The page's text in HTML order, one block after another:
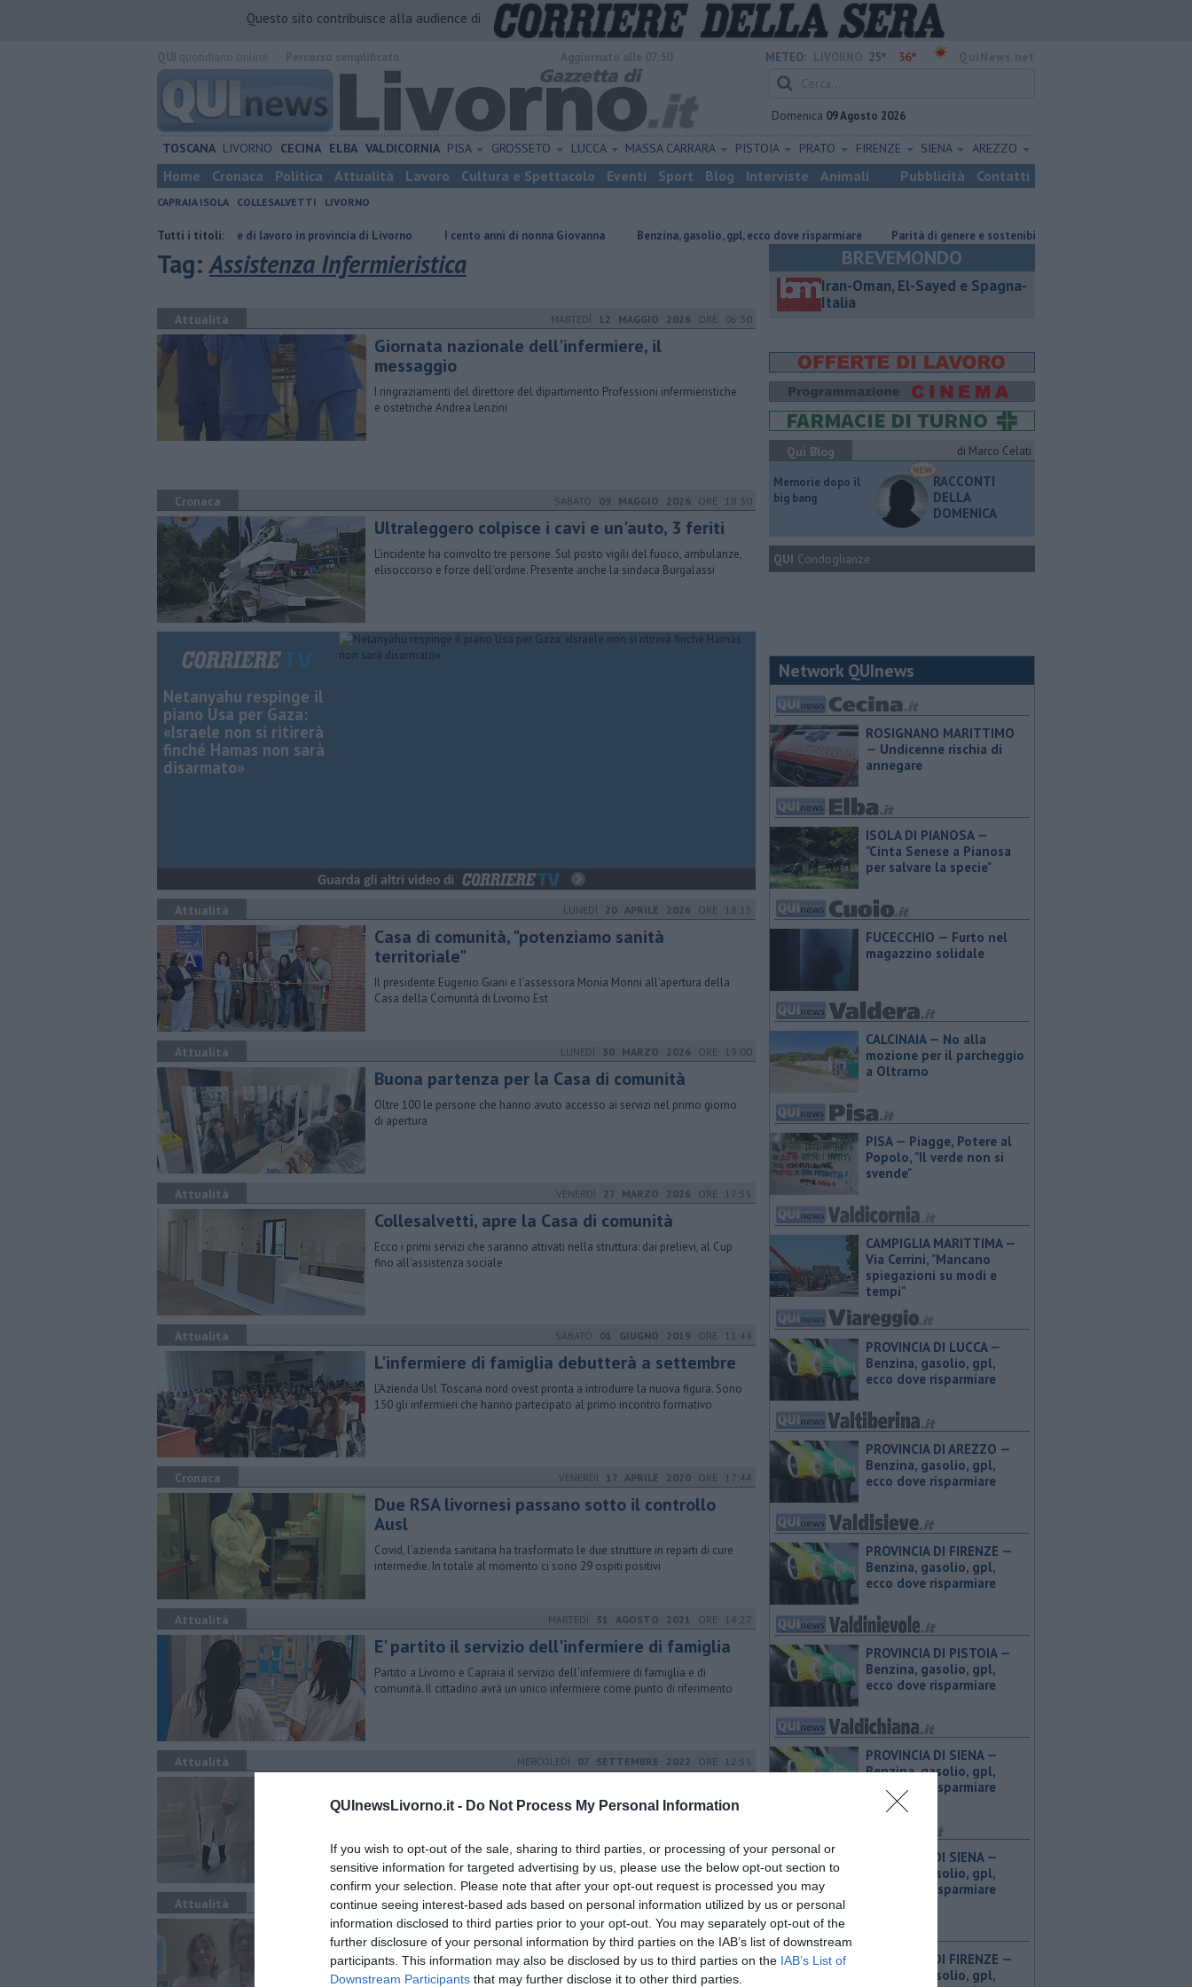
QUInewsLivorno.it - Do Not Process My Personal Information
If you wish to opt-out of the sale, sharing to third parties, or processing of your personal or
sensitive information for targeted advertising by us, please use the below opt-out section to
confirm your selection. Please note that after your opt-out request is processed you may
continue seeing interest-based ads based on personal information utilized by us or personal
information disclosed to third parties prior to your opt-out. You may separately opt-out of the
further disclosure of your personal information by third parties on the IAB’s list of downstream
participants. This information may also be disclosed by us to third parties on the IAB’s List of
Downstream Participants that may further disclose it to other third parties.
Questo sito contribuisce alla audience di
METEO: 25° 36°
Domenica 09 Agosto 2026
TOSCANA LIVORNO CECINA ELBA VALDICORNIA PISA GROSSETO LUCCA MASSA CARRARA PISTOIA PRATO FIRENZE SIENA AREZZO
Home Cronaca Politica Attualità Lavoro Cultura e Spettacolo Eventi Sport Blog Interviste Animali Pubblicità Contatti
CAPRAIA ISOLA COLLESALVETTI LIVORNO
Tutti i titoli:
​Tutte le offerte di lavoro in provincia di Livorno I cento anni di nonna Giovanna ​Benzina, gasolio, gpl, ecco dove risparmiare Parità di genere e sostenibilità, premi prorogati
Tag:Assistenza Infermieristica
Attualità MARTEDÌ 12 MAGGIO 2026 ORE 06:30
Giornata nazionale dell'infermiere, il
messaggio
I ringraziamenti del direttore del dipartimento Professioni infermieristiche
e ostetriche Andrea Lenzini
Cronaca SABATO 09 MAGGIO 2026 ORE 18:30
Ultraleggero colpisce i cavi e un'auto, 3 feriti
L'incidente ha coinvolto tre persone. Sul posto vigili del fuoco, ambulanze,
elisoccorso e forze dell'ordine. Presente anche la sindaca Burgalassi
Netanyahu respinge il
piano Usa per Gaza:
«Israele non si ritirerà
finché Hamas non sarà
disarmato»
Attualità LUNEDÌ 20 APRILE 2026 ORE 18:15
Casa di comunità, "potenziamo sanità
territoriale"
Il presidente Eugenio Giani e l’assessora Monia Monni all’apertura della
Casa della Comunità di Livorno Est
Attualità LUNEDÌ 30 MARZO 2026 ORE 19:00
Buona partenza per la Casa di comunità
Oltre 100 le persone che hanno avuto accesso ai servizi nel primo giorno
di apertura
Attualità VENERDÌ 27 MARZO 2026 ORE 17:55
Collesalvetti, apre la Casa di comunità
Ecco i primi servizi che saranno attivati nella struttura: dai prelievi, al Cup
fino all'assistenza sociale
Attualità SABATO 01 GIUGNO 2019 ORE 11:44
L'infermiere di famiglia debutterà a settembre
L’Azienda Usl Toscana nord ovest pronta a introdurre la nuova figura. Sono
150 gli infermieri che hanno partecipato al primo incontro formativo
Cronaca VENERDÌ 17 APRILE 2020 ORE 17:44
Due RSA livornesi passano sotto il controllo
Ausl
Covid, l'azienda sanitaria ha trasformato le due strutture in reparti di cure
intermedie. In totale al momento ci sono 29 ospiti positivi
Attualità MARTEDÌ 31 AGOSTO 2021 ORE 14:27
E' partito il servizio dell'infermiere di famiglia
Partito a Livorno e Capraia il servizio dell’infermiere di famiglia e di
comunità. Il cittadino avrà un unico infermiere come punto di riferimento
Attualità MERCOLEDÌ 07 SETTEMBRE 2022 ORE 12:55
L'Asl Toscana nord ovest fa un bilancio sul personale impiegato nel
Attualità MARTEDÌ30 DICEMBRE 2025ORE 13:00
Dialisi, in pensione Cristina Bini
Ultimo giorno in servizio per la coordinatrice infermieristica del reparto di
Nefrologia e Dialisi dell'ospedale di Livorno
BREVEMONDO
Iran-Oman, El-Sayed e Spagna-
Italia
Qui Blog di Marco Celati
Memorie dopo il
big bang
RACCONTI
DELLA
DOMENICA
QUI Condoglianze
Network QUInews
ROSIGNANO MARITTIMO
— Undicenne rischia di
annegare
ISOLA DI PIANOSA —
"Cinta Senese a Pianosa
per salvare la specie"
FUCECCHIO — Furto nel
magazzino solidale
CALCINAIA — No alla
mozione per il parcheggio
a Oltrarno
PISA — Piagge, Potere al
Popolo, "Il verde non si
svende"
CAMPIGLIA MARITTIMA —
Via Cerrini, "Mancano
spiegazioni su modi e
tempi"
PROVINCIA DI LUCCA — ​
Benzina, gasolio, gpl,
ecco dove risparmiare
PROVINCIA DI AREZZO — ​
Benzina, gasolio, gpl,
ecco dove risparmiare
PROVINCIA DI FIRENZE — ​
Benzina, gasolio, gpl,
ecco dove risparmiare
PROVINCIA DI PISTOIA — ​
Benzina, gasolio, gpl,
ecco dove risparmiare
PROVINCIA DI SIENA — ​
Benzina, gasolio, gpl,
ecco dove risparmiare
PROVINCIA DI SIENA — ​
Benzina, gasolio, gpl,
ecco dove risparmiare
PROVINCIA DI FIRENZE — ​
Benzina, gasolio, gpl,